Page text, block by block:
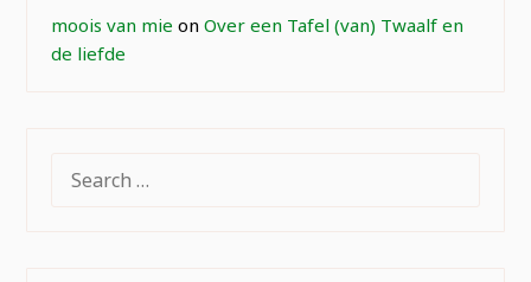
moois van mie onOver een Tafel (van) Twaalf en
de liefde
FOR: